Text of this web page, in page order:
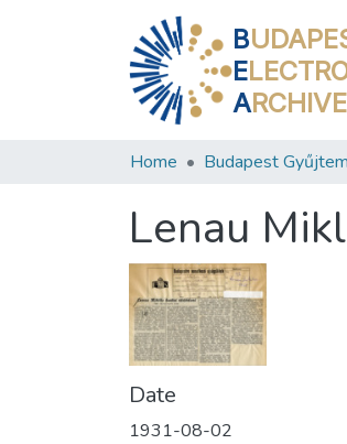
B
E
ARCHIVE
Home Budapest
Lenau
Date
1931-08-02